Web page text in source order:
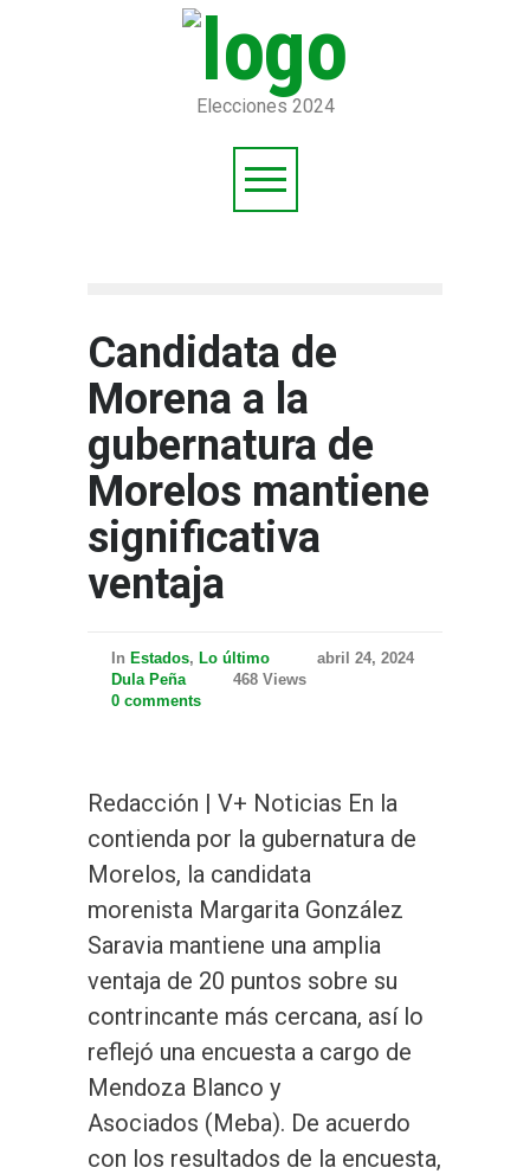
Elecciones 2024
Candidata de
Morena a la
gubernatura de
Morelos mantiene
significativa
ventaja
In Estados, Lo último
abril 24, 2024
Dula Peña
468 Views
0 comments
Redacción | V+ Noticias En la
contienda por la gubernatura de
Morelos, la candidata
morenista Margarita González
Saravia mantiene una amplia
ventaja de 20 puntos sobre su
contrincante más cercana, así lo
reflejó una encuesta a cargo de
Mendoza Blanco y
Asociados (Meba). De acuerdo
con los resultados de la encuesta,